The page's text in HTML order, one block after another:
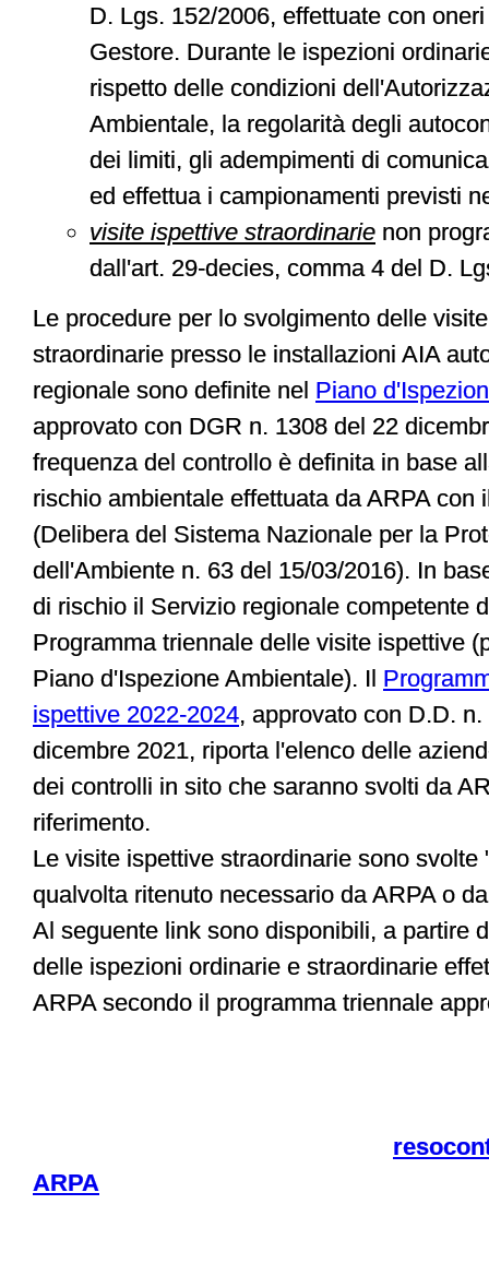
D. Lgs. 152/2006, effettuate con
Gestore. Durante le ispezioni
rispetto delle condizioni
Ambientale, la regolarità degli
dei limiti, gli adempimenti di
ed effettua i campionamenti previsti
visite ispettive straordinarie non
dall'art. 29-decies, comma 4 del D.
Le procedure per lo svolgimento delle
straordinarie presso le installazioni AIA
regionale sono definite nel Piano
approvato con DGR n. 1308 del 22
frequenza del controllo è definita in base
rischio ambientale effettuata da ARPA con
(Delibera del Sistema Nazionale per la
dell'Ambiente n. 63 del 15/03/2016). In
di rischio il Servizio regionale competente
Programma triennale delle visite ispettive
Piano d'Ispezione Ambientale). Il
ispettive 2022-2024, approvato con D.D.
dicembre 2021, riporta l'elenco delle
dei controlli in sito che saranno svolti da
riferimento.
Le visite ispettive straordinarie sono svolte
qualvolta ritenuto necessario da ARPA o
Al seguente link sono disponibili, a partire
delle ispezioni ordinarie e straordinarie
ARPA secondo il programma triennale
ARPA